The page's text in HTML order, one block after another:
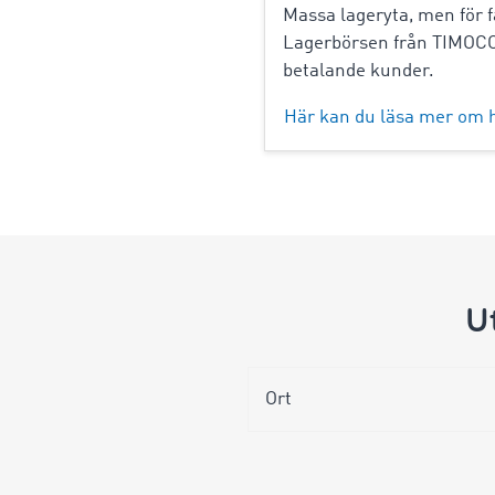
Massa lageryta, men för
Lagerbörsen från
betalande kunder.
Här kan du läsa mer om
Ort